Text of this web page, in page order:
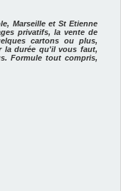
Marseille et St Etienne
privatifs, la vente de
cartons ou plus,
la durée qu'il vous faut,
Formule tout compris,